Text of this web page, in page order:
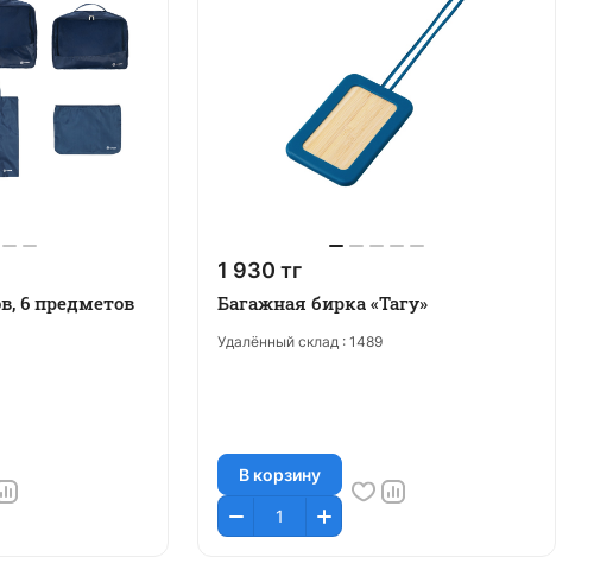
6 предметов
1 930 тг
Багажная бирка «Тагу»
Удалённый склад : 1489
В корзину